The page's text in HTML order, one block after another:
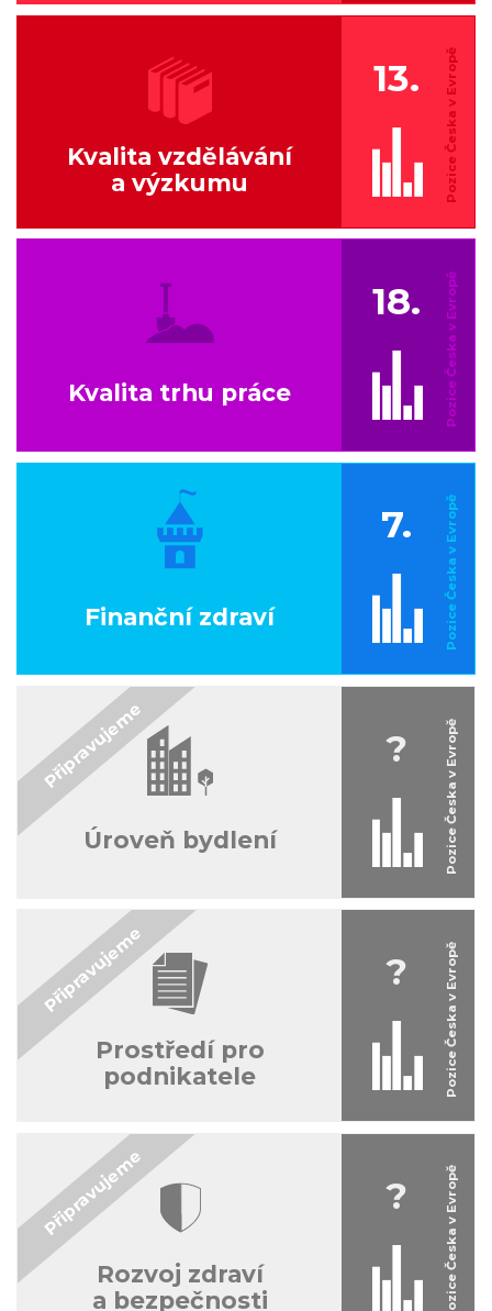
Kvalita vzdělávání
a výzkumu
13.
Kvalita trhu práce
18.
Finanční zdraví
7.
Úroveň bydlení
?
Prostředí pro
podnikatele
?
Rozvoj zdraví
a bezpečnosti
?